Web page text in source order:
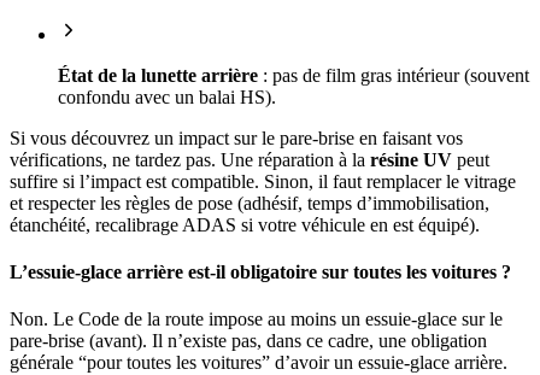
État de la lunette arrière : pas de film gras intérieur (souvent
confondu avec un balai HS).
Si vous découvrez un impact sur le pare-brise en faisant vos
vérifications, ne tardez pas. Une réparation à la résine UV peut
suffire si l’impact est compatible. Sinon, il faut remplacer le vitrage
et respecter les règles de pose (adhésif, temps d’immobilisation,
étanchéité, recalibrage ADAS si votre véhicule en est équipé).
L’essuie-glace arrière est-il obligatoire sur toutes les voitures ?
Non. Le Code de la route impose au moins un essuie-glace sur le
pare-brise (avant). Il n’existe pas, dans ce cadre, une obligation
générale “pour toutes les voitures” d’avoir un essuie-glace arrière.